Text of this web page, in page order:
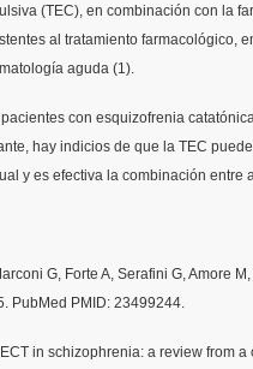
(TEC), en combinación con la
al tratamiento farmacológico,
aguda (1).
con esquizofrenia
hay indicios de que la TEC
y es efectiva la combinación entre
G, Forte A, Serafini G, Amore
PubMed PMID: 23499244.
in schizophrenia: a review from